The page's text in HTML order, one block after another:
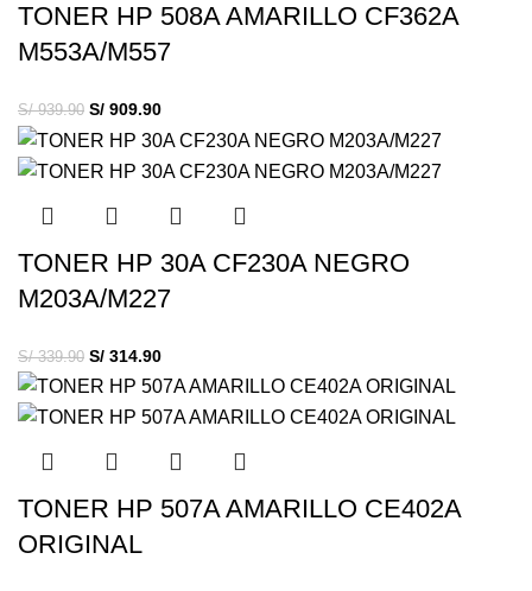
TONER HP 508A AMARILLO CF362A
M553A/M557
S/939.90 S/ 909.90
TONER HP 30A CF230A NEGRO
M203A/M227
S/339.90 S/ 314.90
TONER HP 507A AMARILLO CE402A
ORIGINAL